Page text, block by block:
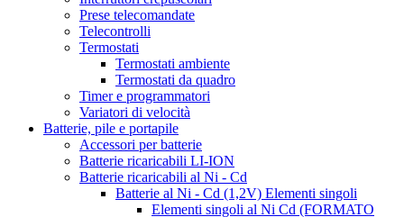
Prese telecomandate
Telecontrolli
Termostati
Termostati ambiente
Termostati da quadro
Timer e programmatori
Variatori di velocità
Batterie, pile e portapile
Accessori per batterie
Batterie ricaricabili LI-ION
Batterie ricaricabili al Ni - Cd
Batterie al Ni - Cd (1,2V) Elementi singoli
Elementi singoli al Ni Cd (FORMATO